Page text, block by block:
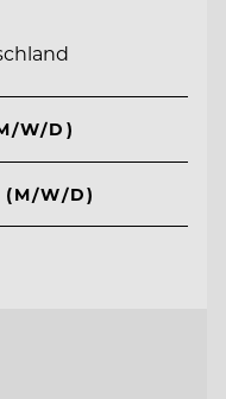
W/D)
(M/W/D)